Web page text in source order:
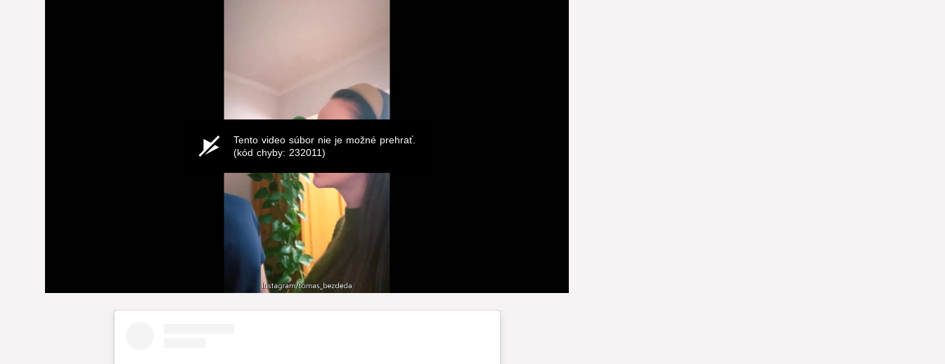
Tento video súbor nie je možné prehrať.
(kód chyby: 232011)